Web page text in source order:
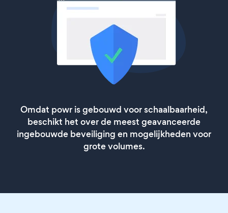
Omdat powr is gebouwd voor schaalbaarheid,
beschikt het over de meest geavanceerde
ingebouwde beveiliging en mogelijkheden voor
grote volumes.